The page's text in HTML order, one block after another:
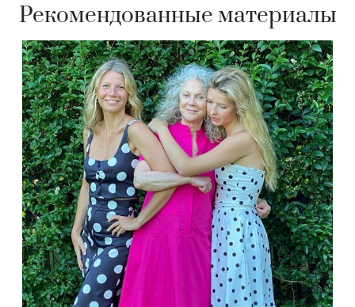
Рекомендованные материалы